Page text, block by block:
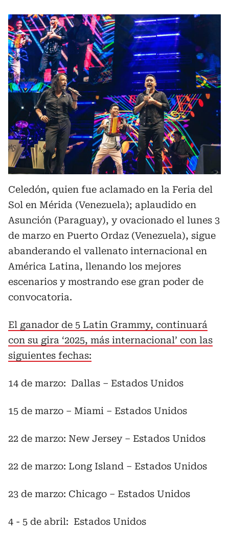
Celedón, quien fue aclamado en la Feria del
Sol en Mérida (Venezuela); aplaudido en
Asunción (Paraguay), y ovacionado el lunes 3
de marzo en Puerto Ordaz (Venezuela), sigue
abanderando el vallenato internacional en
América Latina, llenando los mejores
escenarios y mostrando ese gran poder de
convocatoria.
El ganador de 5 Latin Grammy, continuará
con su gira ‘2025, más internacional’ con las
siguientes fechas:
14 de marzo: Dallas – Estados Unidos
15 de marzo – Miami – Estados Unidos
22 de marzo: New Jersey – Estados Unidos
22 de marzo: Long Island – Estados Unidos
23 de marzo: Chicago – Estados Unidos
4 - 5 de abril: Estados Unidos